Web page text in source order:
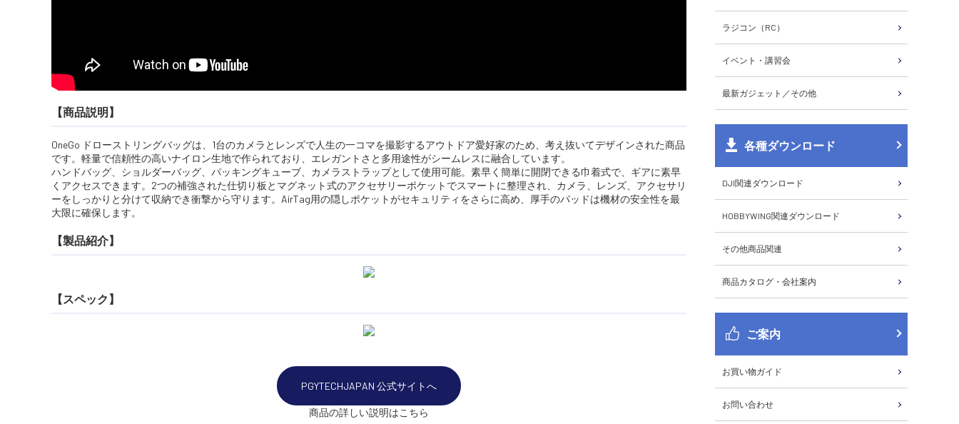
ラジコン（RC）
イベント・講習会
最新ガジェット／その他
各種ダウンロード
DJI関連ダウンロード
HOBBYWING関連ダウンロード
その他商品関連
商品カタログ・会社案内
ご案内
お買い物ガイド
お問い合わせ
【商品説明】
OneGo ドローストリングバッグは、1台のカメラとレンズで人生の一コマを撮影するアウトドア愛好家のため、考え抜いてデザインされた商品
です。軽量で信頼性の高いナイロン生地で作られており、エレガントさと多用途性がシームレスに融合しています。
ハンドバッグ、ショルダーバッグ、パッキングキューブ、カメラストラップとして使用可能。素早く簡単に開閉できる巾着式で、ギアに素早
くアクセスできます。2つの補強された仕切り板とマグネット式のアクセサリーポケットでスマートに整理され、カメラ、レンズ、アクセサリ
ーをしっかりと分けて収納でき衝撃から守ります。AirTag用の隠しポケットがセキュリティをさらに高め、厚手のパッドは機材の安全性を最
大限に確保します。
【製品紹介】
【スペック】
PGYTECHJAPAN 公式サイトへ
商品の詳しい説明はこちら